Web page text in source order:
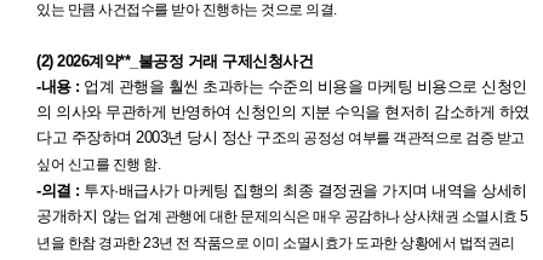
있는 만큼 사건접수를 받아 진행하는 것으로 의결.
(2) 2026계약**_불공정 거래 구제신청사건
-내용 : 업계 관행을 훨씬 초과하는 수준의 비용을 마케팅 비용으로 신청인
의 의사와 무관하게 반영하여 신청인의 지분 수익을 현저히 감소하게 하였
다고 주장하며 2003년 당시 정산 구조의 공정성 여부를 객관적으로 검증 받고
싶어 신고를 진행 함.
-의결 : 투자·배급사가 마케팅 집행의 최종 결정권을 가지며 내역을 상세히
공개하지 않는 업계 관행에 대한 문제의식은 매우 공감하나 상사채권 소멸시효 5
년을 한참 경과한23년 전 작품으로 이미 소멸시효가 도과한 상황에서 법적권리